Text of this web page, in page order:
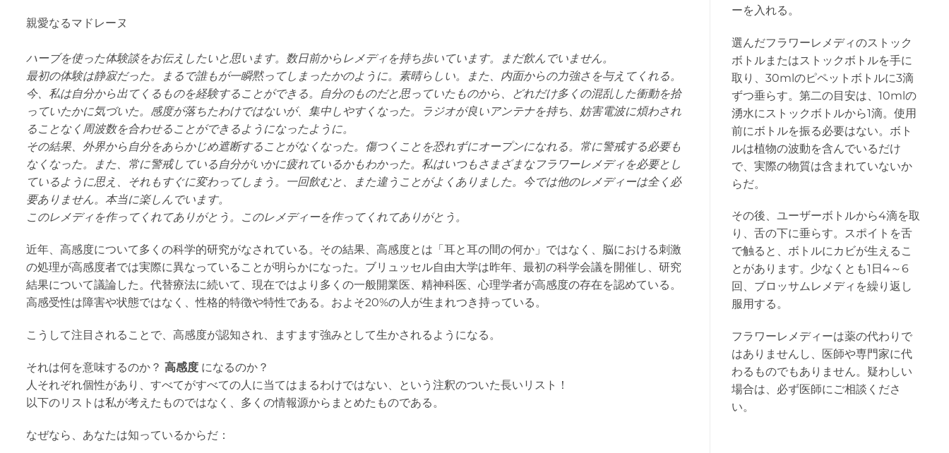
親愛なるマドレーヌ
ハーブを使った体験談をお伝えしたいと思います。数日前からレメディを持ち歩いています。まだ飲んでいません。
最初の体験は静寂だった。まるで誰もが一瞬黙ってしまったかのように。素晴らしい。また、内面からの力強さを与えてくれる。
今、私は自分から出てくるものを経験することができる。自分のものだと思っていたものから、どれだけ多くの混乱した衝動を拾
っていたかに気づいた。感度が落ちたわけではないが、集中しやすくなった。ラジオが良いアンテナを持ち、妨害電波に煩わされ
ることなく周波数を合わせることができるようになったように。
その結果、外界から自分をあらかじめ遮断することがなくなった。傷つくことを恐れずにオープンになれる。常に警戒する必要も
なくなった。また、常に警戒している自分がいかに疲れているかもわかった。私はいつもさまざまなフラワーレメディを必要とし
ているように思え、それもすぐに変わってしまう。一回飲むと、また違うことがよくありました。今では他のレメディーは全く必
要ありません。本当に楽しんでいます。
このレメディを作ってくれてありがとう。このレメディーを作ってくれてありがとう。
近年、高感度について多くの科学的研究がなされている。その結果、高感度とは「耳と耳の間の何か」ではなく、脳における刺激
の処理が高感度者では実際に異なっていることが明らかになった。ブリュッセル自由大学は昨年、最初の科学会議を開催し、研究
結果について議論した。代替療法に続いて、現在ではより多くの一般開業医、精神科医、心理学者が高感度の存在を認めている。
高感受性は障害や状態ではなく、性格的特徴や特性である。およそ20%の人が生まれつき持っている。
こうして注目されることで、高感度が認知され、ますます強みとして生かされるようになる。
それは何を意味するのか？ 高感度 になるのか？
人それぞれ個性があり、すべてがすべての人に当てはまるわけではない、という注釈のついた長いリスト！
以下のリストは私が考えたものではなく、多くの情報源からまとめたものである。
なぜなら、あなたは知っているからだ：
ーを入れる。
選んだフラワーレメディのストック
ボトルまたはストックボトルを手に
取り、30mlのピペットボトルに3滴
ずつ垂らす。第二の目安は、10mlの
湧水にストックボトルから1滴。使用
前にボトルを振る必要はない。ボト
ルは植物の波動を含んでいるだけ
で、実際の物質は含まれていないか
らだ。
その後、ユーザーボトルから4滴を取
り、舌の下に垂らす。スポイトを舌
で触ると、ボトルにカビが生えるこ
とがあります。少なくとも1日4～6
回、ブロッサムレメディを繰り返し
服用する。
フラワーレメディーは薬の代わりで
はありませんし、医師や専門家に代
わるものでもありません。疑わしい
場合は、必ず医師にご相談くださ
い。